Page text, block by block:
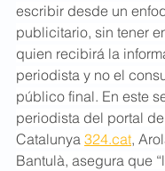
escribir desde un
publicitario, sin tener
quien recibirá la
periodista y no el
público final. En este
periodista del portal
Catalunya 324.cat,
Bantulà, asegura que